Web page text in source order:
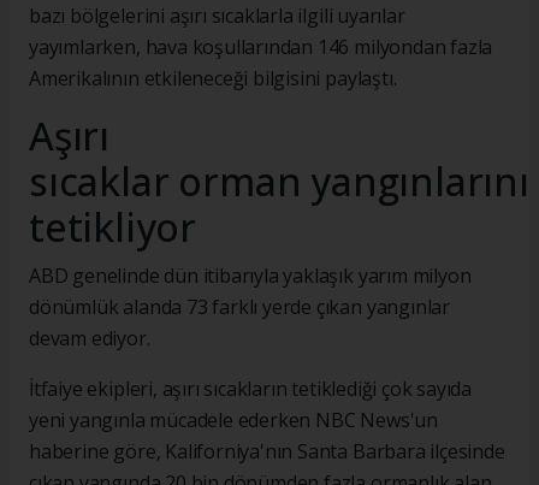
bazı bölgelerini aşırı sıcaklarla ilgili uyarılar
yayımlarken, hava koşullarından 146 milyondan fazla
Amerikalının etkileneceği bilgisini paylaştı.
Aşırı
sıcaklar orman yangınlarını
tetikliyor
ABD genelinde dün itibarıyla yaklaşık yarım milyon
dönümlük alanda 73 farklı yerde çıkan yangınlar
devam ediyor.
İtfaiye ekipleri, aşırı sıcakların tetiklediği çok sayıda
yeni yangınla mücadele ederken NBC News'un
haberine göre, Kaliforniya'nın Santa Barbara ilçesinde